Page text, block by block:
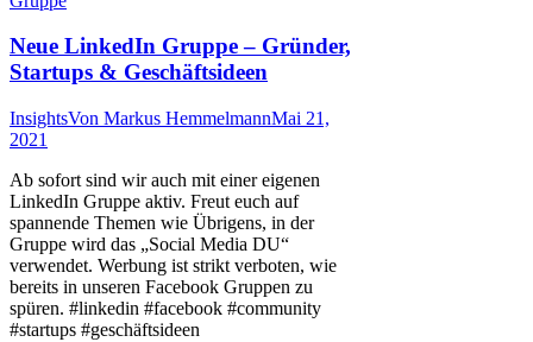
Neue LinkedIn Gruppe – Gründer,
Startups & Geschäftsideen
InsightsVon Markus HemmelmannMai 21,
2021
Ab sofort sind wir auch mit einer eigenen
LinkedIn Gruppe aktiv. Freut euch auf
spannende Themen wie Übrigens, in der
Gruppe wird das „Social Media DU“
verwendet. Werbung ist strikt verboten, wie
bereits in unseren Facebook Gruppen zu
spüren. #linkedin #facebook #community
#startups #geschäftsideen